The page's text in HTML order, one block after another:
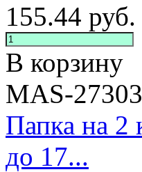
155.44 руб.
В корзину
MAS-
Папка на 2
до 17...